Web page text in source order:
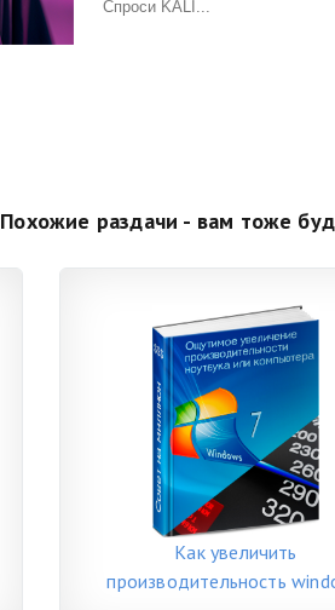
Похожие раздачи - вам тоже
Как увеличить
производительность